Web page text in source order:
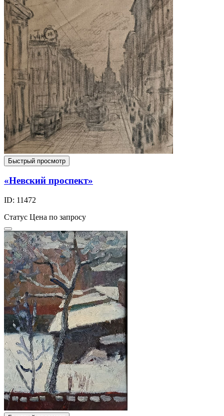
Быстрый просмотр
«Невский проспект»
ID: 11472
Статус Цена по запросу